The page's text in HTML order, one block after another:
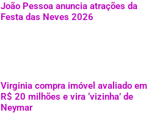
João Pessoa anuncia atrações da
Festa das Neves 2026
Virginia compra imóvel avaliado em
R$ 20 milhões e vira ‘vizinha’ de
Neymar